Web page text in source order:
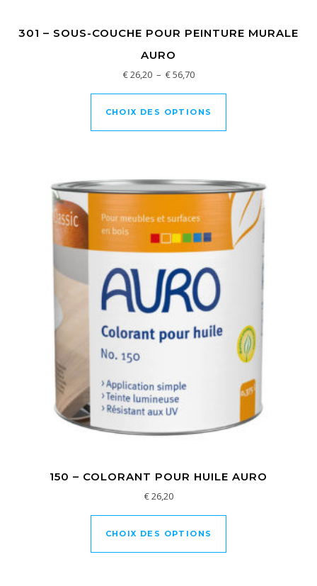
301 – SOUS-COUCHE POUR PEINTURE MURALE
AURO
€26,20 – €56,70Plage de prix : € 26,20 à €
CHOIX DES OPTIONS
Ce produit a
150 – COLORANT POUR HUILE AURO
€26,20
CHOIX DES OPTIONS
Ce produit a